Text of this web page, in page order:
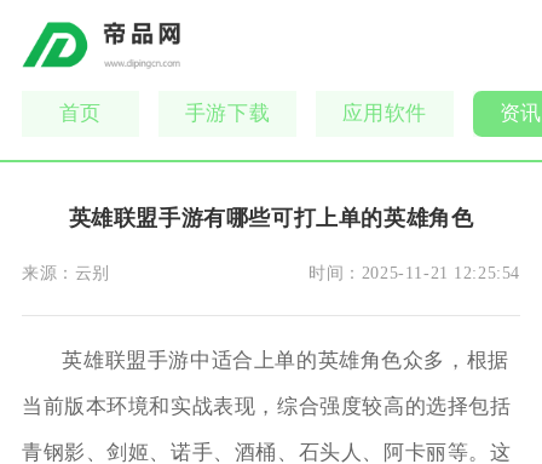
首页 手游下载 应用软件 资
英雄联盟手游有哪些可打上单的英雄角色
来源： 云别 时间： 2025-11-21 12:25:54
英雄联盟手游中适合上单的英雄角色众多，根据
当前版本环境和实战表现，综合强度较高的选择包括
青钢影、剑姬、诺手、酒桶、石头人、阿卡丽等。这